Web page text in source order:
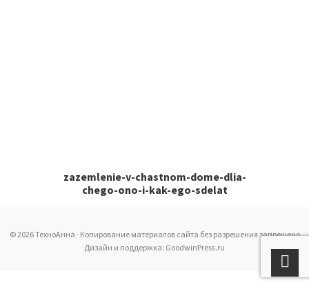
zazemlenie-v-chastnom-dome-dlia-
chego-ono-i-kak-ego-sdelat
© 2026 ТехноАнна · Копирование материалов сайта без разрешения запрещено
Дизайн и поддержка: GoodwinPress.ru